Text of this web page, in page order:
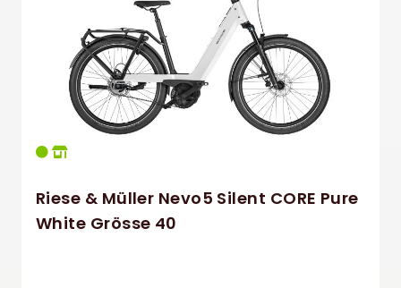
Riese & Müller Nevo5 Silent CORE Pure
White Grösse 40